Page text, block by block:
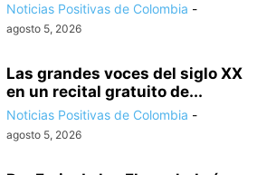
Noticias Positivas de Colombia -
agosto 5, 2026
Las grandes voces del siglo XX
en un recital gratuito de...
Noticias Positivas de Colombia -
agosto 5, 2026